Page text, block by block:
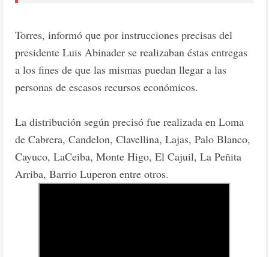
Torres, informó que por instrucciones precisas del
presidente Luis Abinader se realizaban éstas entregas
a los fines de que las mismas puedan llegar a las
personas de escasos recursos económicos.
La distribución según precisó fue realizada en Loma
de Cabrera, Candelon, Clavellina, Lajas, Palo Blanco,
Cayuco, LaCeiba, Monte Higo, El Cajuil, La Peñita
Arriba, Barrio Luperon entre otros.